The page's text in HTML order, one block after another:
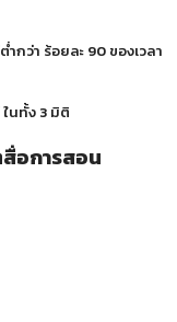
กว่า ร้อยละ 90 ของเวลา
นทั้ง 3 มิติ
อการสอน